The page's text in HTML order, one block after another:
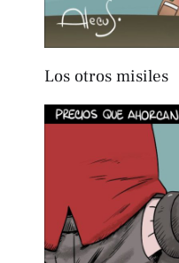
Los otros misiles